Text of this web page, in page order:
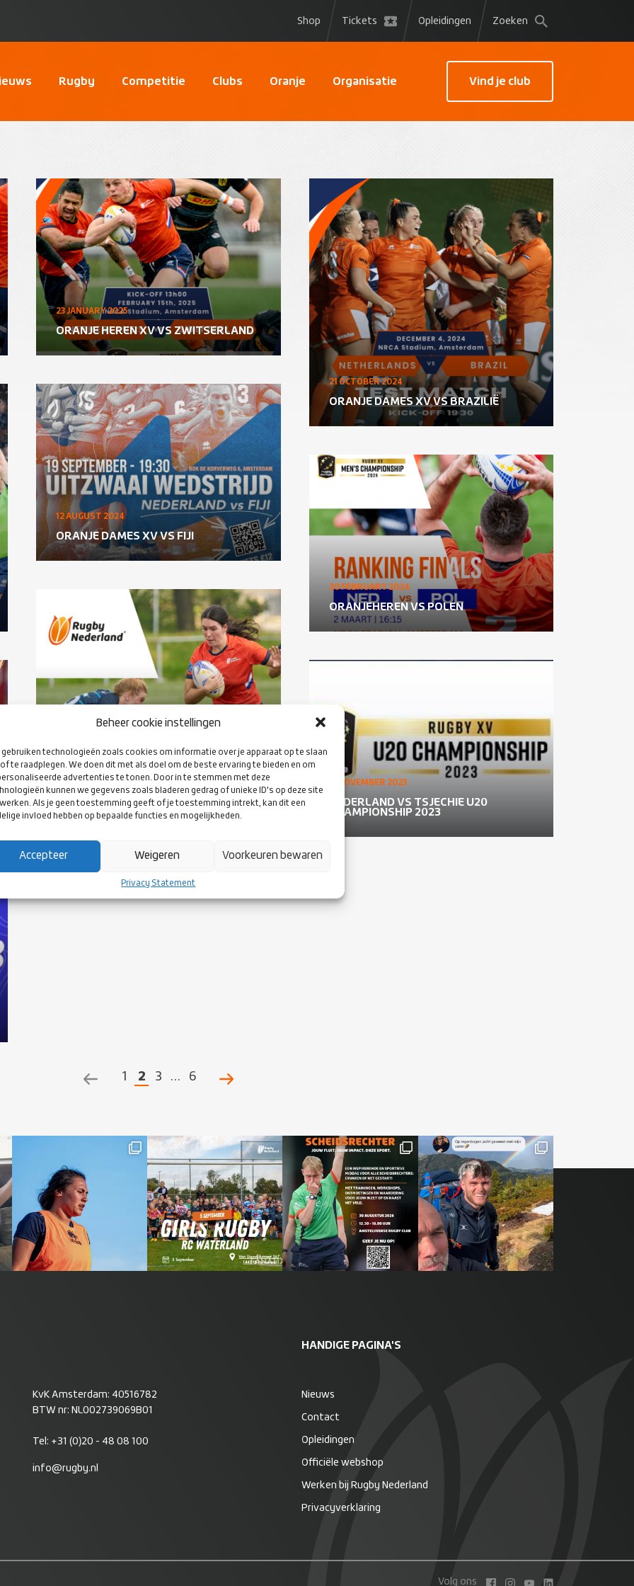
Beheer cookie instellingen
gebruiken technologieën zoals cookies om informatie over je apparaat op te slaan
te raadplegen. We doen dit met als doel om de beste ervaring te bieden en om
advertenties te tonen. Door in te stemmen met deze
kunnen we gegevens zoals bladeren gedrag of unieke ID's op deze site
Als je geen toestemming geeft of je toestemming intrekt, kan dit een
invloed hebben op bepaalde functies en mogelijkheden.
Accepteer Weigeren Voorkeuren bewaren
Privacy Statement
Shop Tickets Opleidingen Zoeken
Rugby Competitie Clubs Oranje Organisatie Vind je club
23 JANUARY 2025
ORANJE HEREN XV VS ZWITSERLAND
12 AUGUST 2024
ORANJE DAMES XV VS FIJI
09 FEBRUARY 2024
ORANJEDAMES VS COLOMBIA
21 OCTOBER 2024
ORANJE DAMES XV VS BRAZILIË
20 FEBRUARY 2024
ORANJEHEREN VS POLEN
11 NOVEMBER 2023
NEDERLAND VS TSJECHIE U20
CHAMPIONSHIP 2023
POSTS1 2 3 … 6
KvK Amsterdam: 40516782
BTW nr: NL002739069B01
Tel: +31 (0)20 - 48 08 100
info@rugby.nl
HANDIGE PAGINA'S
Nieuws
Contact
Opleidingen
Officiële webshop
Werken bij Rugby Nederland
Privacyverklaring
Volg ons